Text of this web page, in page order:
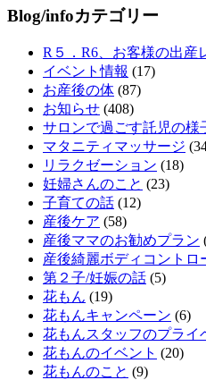
Blog/infoカテゴリー
R５．R6、お客様の出産
イベント情報 (17)
お産後の体 (87)
お知らせ (408)
サロンで過ごす託児の様
マタニティマッサージ
リラクゼーション (18)
妊婦さんのこと (23)
子育ての話 (12)
産後ケア (58)
産後ママのお勧めプラン
産後綺麗ボディコントロ
第２子/妊娠の話 (5)
花もん (19)
花もんキャンペーン (6)
花もんスタッフのプライ
花もんのイベント (20)
花もんのこと (9)